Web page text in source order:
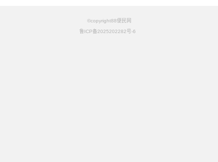
©copyright88便民网
鲁ICP备2025202282号-6